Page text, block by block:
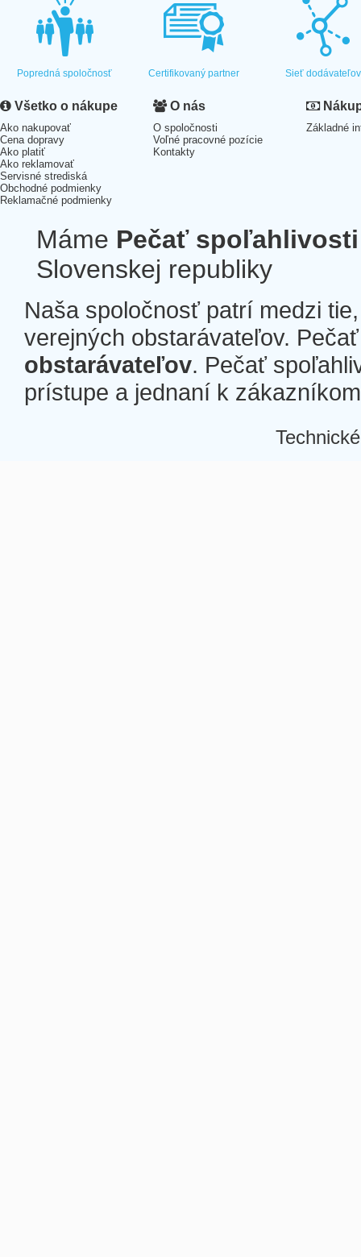
Popredná spoločnosť Certifikovaný partner Sieť dodávateľov
Všetko o nákupe
Ako nakupovať
Cena dopravy
Ako platiť
Ako reklamovať
Servisné strediská
Obchodné podmienky
Reklamačné podmienky
O nás
O spoločnosti
Voľné pracovné pozície
Kontakty
Základné
Máme Pečať spoľahlivosti
Slovenskej republiky
Naša spoločnosť patrí medzi
verejných obstarávateľov.
obstarávateľov. Pečať
prístupe a jednaní k